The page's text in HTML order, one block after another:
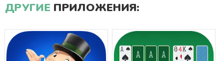
ДРУГИЕ ПРИЛОЖЕНИЯ: